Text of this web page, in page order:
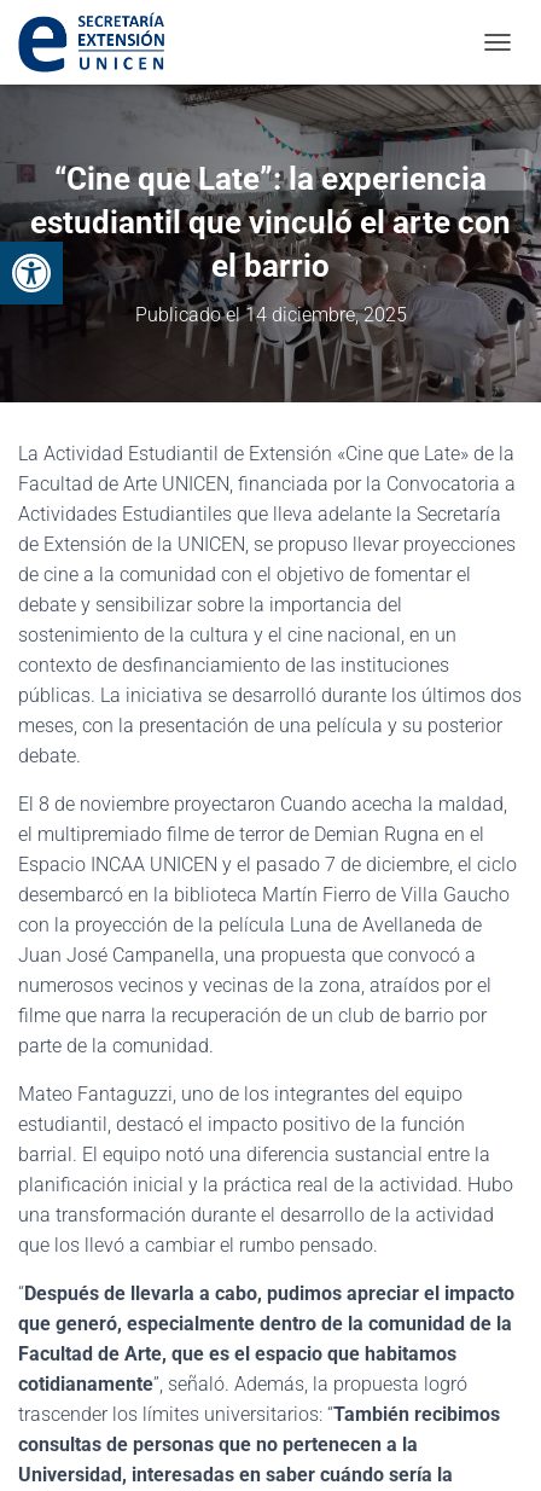
Abrir barra de herramientas
“Cine que Late”: la experiencia
estudiantil que vinculó el arte con
el barrio
Publicado el14 diciembre, 2025
La Actividad Estudiantil de Extensión «Cine que Late» de la
Facultad de Arte UNICEN, financiada por la Convocatoria a
Actividades Estudiantiles que lleva adelante la Secretaría
de Extensión de la UNICEN, se propuso llevar proyecciones
de cine a la comunidad con el objetivo de fomentar el
debate y sensibilizar sobre la importancia del
sostenimiento de la cultura y el cine nacional, en un
contexto de desfinanciamiento de las instituciones
públicas. La iniciativa se desarrolló durante los últimos dos
meses, con la presentación de una película y su posterior
debate.
El 8 de noviembre proyectaron Cuando acecha la maldad,
el multipremiado filme de terror de Demian Rugna en el
Espacio INCAA UNICEN y el pasado 7 de diciembre, el ciclo
desembarcó en la biblioteca Martín Fierro de Villa Gaucho
con la proyección de la película Luna de Avellaneda de
Juan José Campanella, una propuesta que convocó a
numerosos vecinos y vecinas de la zona, atraídos por el
filme que narra la recuperación de un club de barrio por
parte de la comunidad.
Mateo Fantaguzzi, uno de los integrantes del equipo
estudiantil, destacó el impacto positivo de la función
barrial. El equipo notó una diferencia sustancial entre la
planificación inicial y la práctica real de la actividad. Hubo
una transformación durante el desarrollo de la actividad
que los llevó a cambiar el rumbo pensado.
“Después de llevarla a cabo, pudimos apreciar el impacto
que generó, especialmente dentro de la comunidad de la
Facultad de Arte, que es el espacio que habitamos
cotidianamente”, señaló. Además, la propuesta logró
trascender los límites universitarios: “También recibimos
consultas de personas que no pertenecen a la
Universidad, interesadas en saber cuándo sería la